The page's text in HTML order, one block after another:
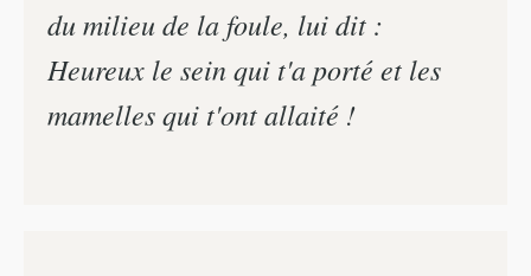
du milieu de la foule, lui dit :
Heureux le sein qui t'a porté et les
mamelles qui t'ont allaité !